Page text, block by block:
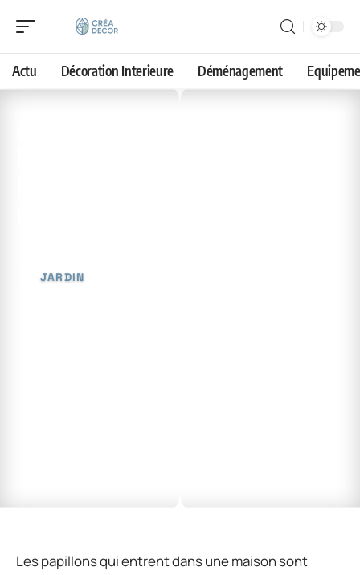
Actu Décoration Interieure Déménagement
JARDIN
Les papillons qui entrent dans une maison sont